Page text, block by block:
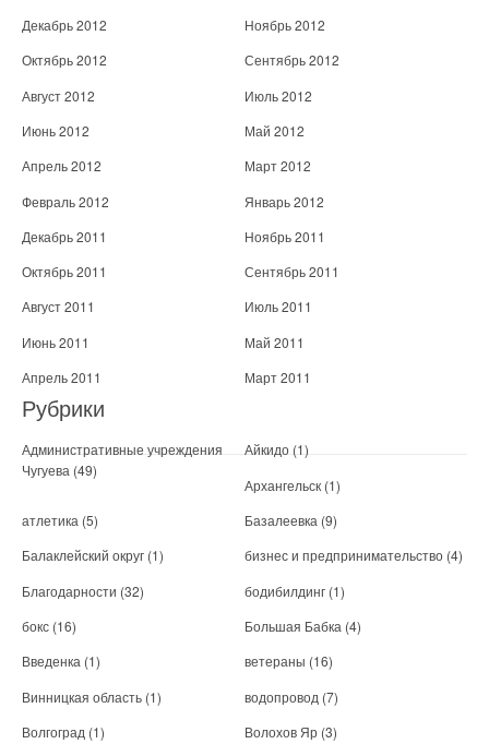
Декабрь 2012
Ноябрь 2012
Октябрь 2012
Сентябрь 2012
Август 2012
Июль 2012
Июнь 2012
Май 2012
Апрель 2012
Март 2012
Февраль 2012
Январь 2012
Декабрь 2011
Ноябрь 2011
Октябрь 2011
Сентябрь 2011
Август 2011
Июль 2011
Июнь 2011
Май 2011
Апрель 2011
Март 2011
Рубрики
Административные учреждения
Чугуева (49)
Айкидо (1)
Архангельск (1)
атлетика (5) Базалеевка (9)
Балаклейский округ (1) бизнес и предпринимательство (4)
Благодарности (32) бодибилдинг (1)
бокс (16) Большая Бабка (4)
Введенка (1) ветераны (16)
Винницкая область (1) водопровод (7)
Волгоград (1) Волохов Яр (3)